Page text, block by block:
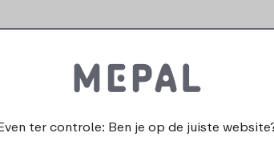
Geschikt voor
ter controle: Ben je op de juiste